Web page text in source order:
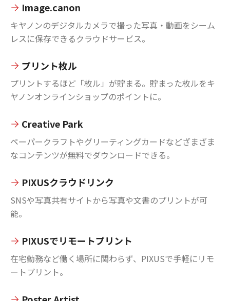
Image.canon
キヤノンのデジタルカメラで撮った写真・動画をシーム
レスに保存できるクラウドサービス。
プリント枚ル
プリントするほど「枚ル」が貯まる。貯まった枚ルをキ
ヤノンオンラインショップのポイントに。
Creative Park
ペーパークラフトやグリーティングカードなどざまざま
なコンテンツが無料でダウンロードできる。
PIXUSクラウドリンク
SNSや写真共有サイトから写真や文書のプリントが可
能。
PIXUSでリモートプリント
在宅勤務など働く場所に関わらず、PIXUSで手軽にリモ
ートプリント。